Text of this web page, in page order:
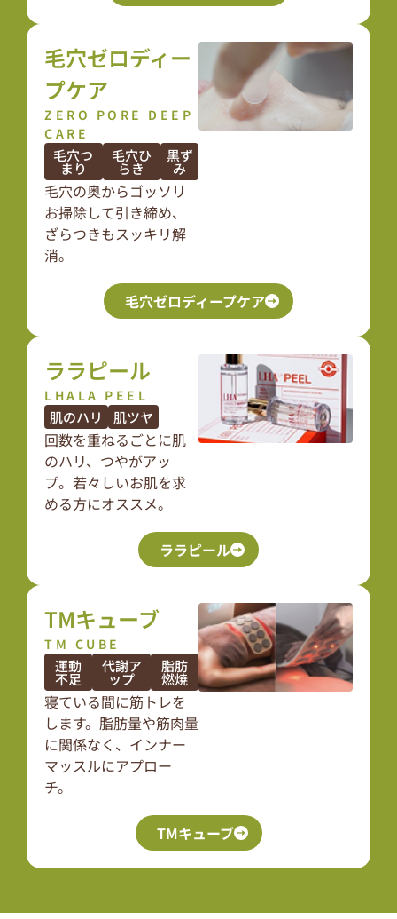
毛穴ゼロディー
プケア
ZERO PORE DEEP
CARE
毛穴つ
まり
毛穴ひ
らき
黒ず
み
毛穴の奥からゴッソリ
お掃除して引き締め、
ざらつきもスッキリ解
消。
毛穴ゼロディープケア
ララピール
LHALA PEEL
肌のハリ 肌ツヤ
回数を重ねるごとに肌
のハリ、つやがアッ
プ。若々しいお肌を求
める方にオススメ。
ララピール
TMキューブ
TM CUBE
運動
不足
代謝ア
ップ
脂肪
燃焼
寝ている間に筋トレを
します。脂肪量や筋肉量
に関係なく、インナー
マッスルにアプロー
チ。
TMキューブ